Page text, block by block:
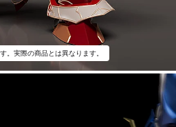
。実際の商品とは異なります。